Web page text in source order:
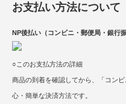
お支払い方法について
NP後払い（コンビニ・郵便局・銀行振
○このお支払方法の詳細
商品の到着を確認してから、「コン
心・簡単な決済方法です。